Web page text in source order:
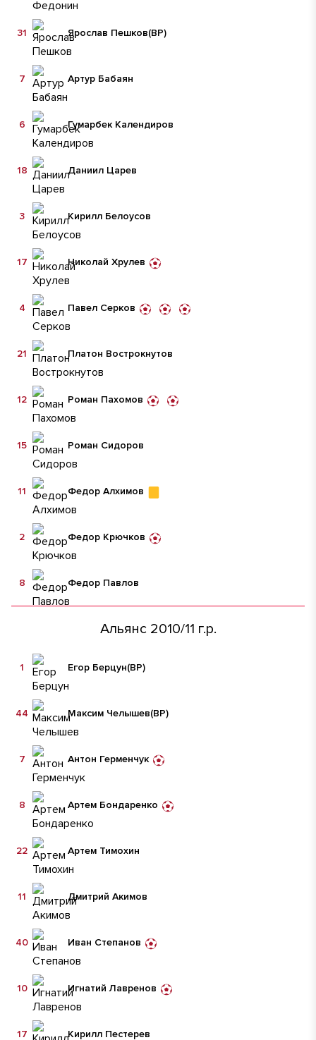
Ярослав Пешков(ВР)
31
Артур Бабаян
7
Гумарбек Календиров
6
Даниил Царев
18
Кирилл Белоусов
3
Николай Хрулев
17
Павел Серков
4
Платон Вострокнутов
21
Роман Пахомов
12
Роман Сидоров
15
Федор Алхимов
11
Федор Крючков
2
Федор Павлов
8
Альянс 2010/11 г.р.
Егор Берцун(ВР)
1
Максим Челышев(ВР)
44
Антон Герменчук
7
Артем Бондаренко
8
Артем Тимохин
22
Дмитрий Акимов
11
Иван Степанов
40
Игнатий Лавренов
10
Кирилл Пестерев
17